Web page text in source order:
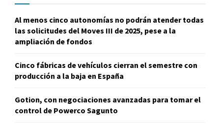
Al menos cinco autonomías no podrán atender todas
las solicitudes del Moves III de 2025, pese a la
ampliación de fondos
Cinco fábricas de vehículos cierran el semestre con
producción a la baja en España
Gotion, con negociaciones avanzadas para tomar el
control de Powerco Sagunto